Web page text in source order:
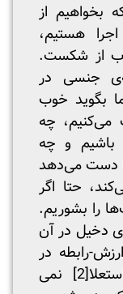
بخواهیم از
هستیم،
از شکست.
جنسی در
بگوید خوب
می‌کنیم، چه
باشیم و چه
دست می‌دهد
حتا اگر
را بشوریم.
دخیل در آن
رابطه در
[2]
نمی